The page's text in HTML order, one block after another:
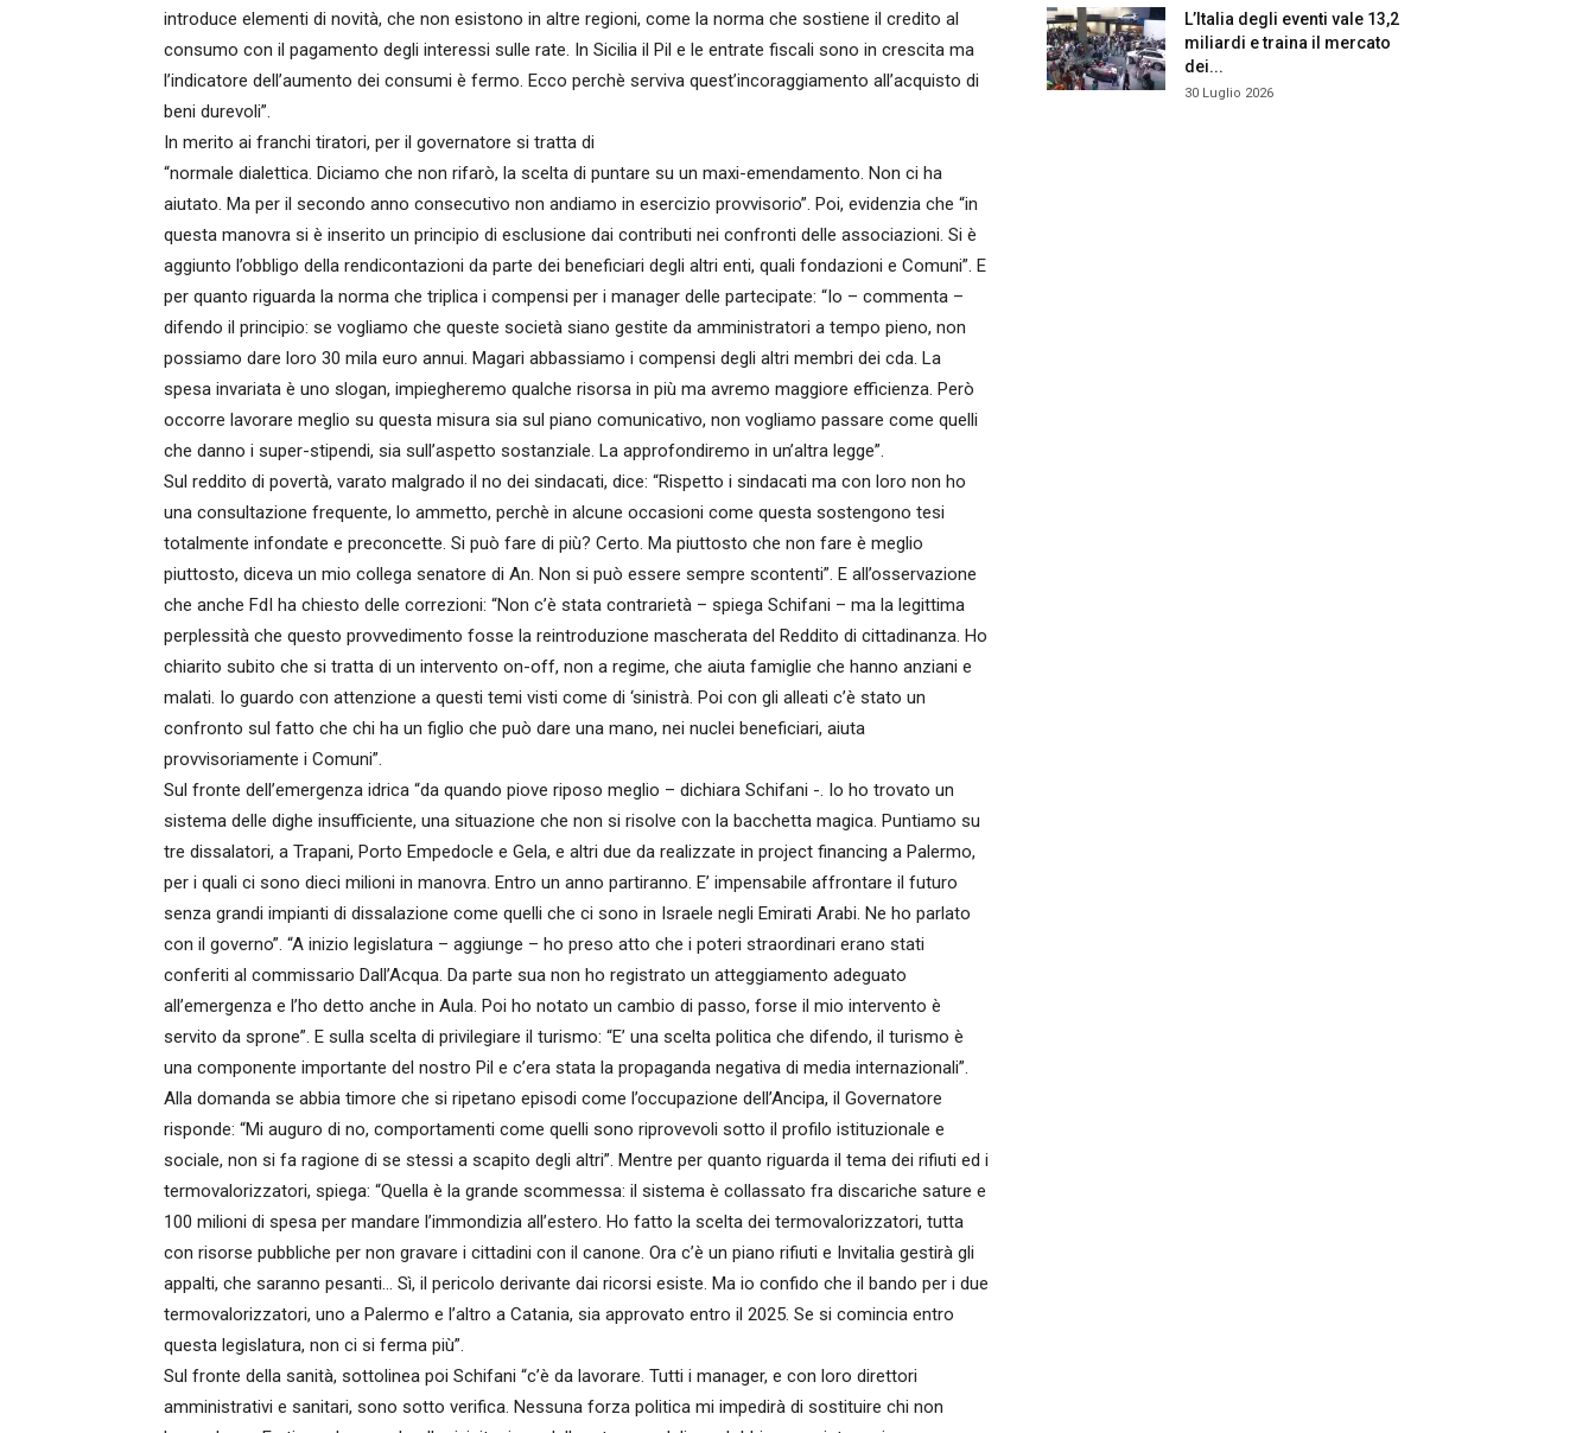
introduce elementi di novità, che non esistono in altre regioni, come la norma che sostiene il credito al
consumo con il pagamento degli interessi sulle rate. In Sicilia il Pil e le entrate fiscali sono in crescita ma
l’indicatore dell’aumento dei consumi è fermo. Ecco perchè serviva quest’incoraggiamento all’acquisto di
beni durevoli”.
In merito ai franchi tiratori, per il governatore si tratta di
“normale dialettica. Diciamo che non rifarò, la scelta di puntare su un maxi-emendamento. Non ci ha
aiutato. Ma per il secondo anno consecutivo non andiamo in esercizio provvisorio”. Poi, evidenzia che “in
questa manovra si è inserito un principio di esclusione dai contributi nei confronti delle associazioni. Si è
aggiunto l’obbligo della rendicontazioni da parte dei beneficiari degli altri enti, quali fondazioni e Comuni”. E
per quanto riguarda la norma che triplica i compensi per i manager delle partecipate: “Io – commenta –
difendo il principio: se vogliamo che queste società siano gestite da amministratori a tempo pieno, non
possiamo dare loro 30 mila euro annui. Magari abbassiamo i compensi degli altri membri dei cda. La
spesa invariata è uno slogan, impiegheremo qualche risorsa in più ma avremo maggiore efficienza. Però
occorre lavorare meglio su questa misura sia sul piano comunicativo, non vogliamo passare come quelli
che danno i super-stipendi, sia sull’aspetto sostanziale. La approfondiremo in un’altra legge”.
Sul reddito di povertà, varato malgrado il no dei sindacati, dice: “Rispetto i sindacati ma con loro non ho
una consultazione frequente, lo ammetto, perchè in alcune occasioni come questa sostengono tesi
totalmente infondate e preconcette. Si può fare di più? Certo. Ma piuttosto che non fare è meglio
piuttosto, diceva un mio collega senatore di An. Non si può essere sempre scontenti”. E all’osservazione
che anche FdI ha chiesto delle correzioni: “Non c’è stata contrarietà – spiega Schifani – ma la legittima
perplessità che questo provvedimento fosse la reintroduzione mascherata del Reddito di cittadinanza. Ho
chiarito subito che si tratta di un intervento on-off, non a regime, che aiuta famiglie che hanno anziani e
malati. Io guardo con attenzione a questi temi visti come di ‘sinistrà. Poi con gli alleati c’è stato un
confronto sul fatto che chi ha un figlio che può dare una mano, nei nuclei beneficiari, aiuta
provvisoriamente i Comuni”.
Sul fronte dell’emergenza idrica “da quando piove riposo meglio – dichiara Schifani -. Io ho trovato un
sistema delle dighe insufficiente, una situazione che non si risolve con la bacchetta magica. Puntiamo su
tre dissalatori, a Trapani, Porto Empedocle e Gela, e altri due da realizzate in project financing a Palermo,
per i quali ci sono dieci milioni in manovra. Entro un anno partiranno. E’ impensabile affrontare il futuro
senza grandi impianti di dissalazione come quelli che ci sono in Israele negli Emirati Arabi. Ne ho parlato
con il governo”. “A inizio legislatura – aggiunge – ho preso atto che i poteri straordinari erano stati
conferiti al commissario Dall’Acqua. Da parte sua non ho registrato un atteggiamento adeguato
all’emergenza e l’ho detto anche in Aula. Poi ho notato un cambio di passo, forse il mio intervento è
servito da sprone”. E sulla scelta di privilegiare il turismo: “E’ una scelta politica che difendo, il turismo è
una componente importante del nostro Pil e c’era stata la propaganda negativa di media internazionali”.
Alla domanda se abbia timore che si ripetano episodi come l’occupazione dell’Ancipa, il Governatore
risponde: “Mi auguro di no, comportamenti come quelli sono riprovevoli sotto il profilo istituzionale e
sociale, non si fa ragione di se stessi a scapito degli altri”. Mentre per quanto riguarda il tema dei rifiuti ed i
termovalorizzatori, spiega: “Quella è la grande scommessa: il sistema è collassato fra discariche sature e
100 milioni di spesa per mandare l’immondizia all’estero. Ho fatto la scelta dei termovalorizzatori, tutta
con risorse pubbliche per non gravare i cittadini con il canone. Ora c’è un piano rifiuti e Invitalia gestirà gli
appalti, che saranno pesanti… Sì, il pericolo derivante dai ricorsi esiste. Ma io confido che il bando per i due
termovalorizzatori, uno a Palermo e l’altro a Catania, sia approvato entro il 2025. Se si comincia entro
questa legislatura, non ci si ferma più”.
Sul fronte della sanità, sottolinea poi Schifani “c’è da lavorare. Tutti i manager, e con loro direttori
amministrativi e sanitari, sono sotto verifica. Nessuna forza politica mi impedirà di sostituire chi non
L’Italia degli eventi vale 13,2
miliardi e traina il mercato
dei...
30 Luglio 2026